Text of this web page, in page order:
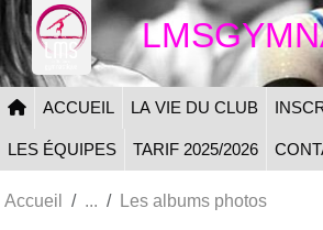
ACCUEIL LA VIE DU CLUB
LES ÉQUIPES TARIF 2025/2026
Accueil Les albums photos
Panneau de gestion des cookies